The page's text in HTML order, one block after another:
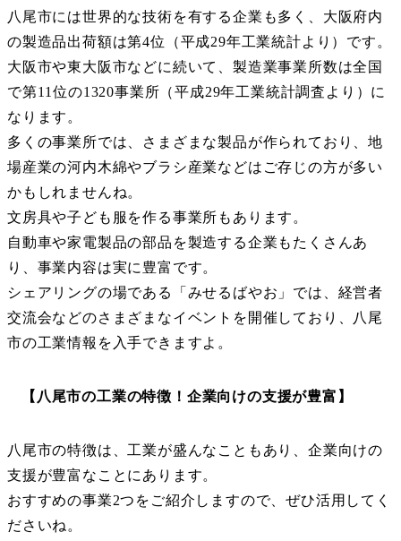
八尾市には世界的な技術を有する企業も多く、大阪府内
の製造品出荷額は第4位（平成29年工業統計より）です。
大阪市や東大阪市などに続いて、製造業事業所数は全国
で第11位の1320事業所（平成29年工業統計調査より）に
なります。
多くの事業所では、さまざまな製品が作られており、地
場産業の河内木綿やブラシ産業などはご存じの方が多い
かもしれませんね。
文房具や子ども服を作る事業所もあります。
自動車や家電製品の部品を製造する企業もたくさんあ
り、事業内容は実に豊富です。
シェアリングの場である「みせるばやお」では、経営者
交流会などのさまざまなイベントを開催しており、八尾
市の工業情報を入手できますよ。
【八尾市の工業の特徴！企業向けの支援が豊富】
八尾市の特徴は、工業が盛んなこともあり、企業向けの
支援が豊富なことにあります。
おすすめの事業2つをご紹介しますので、ぜひ活用してく
ださいね。